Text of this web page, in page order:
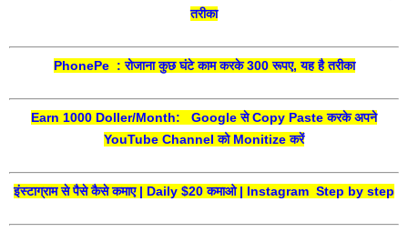
तरीका
PhonePe : रोजाना कुछ घंटे काम करके 300 रूपए, यह है तरीका
Earn 1000 Doller/Month: Google से Copy Paste करके अपने
YouTube Channel को Monitize करें
इंस्टाग्राम से पैसे कैसे कमाए | Daily $20 कमाओ | Instagram Step by step